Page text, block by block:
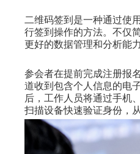
二维码签到是一种通过使
行签到操作的方法。不仅
更好的数据管理和分析能力
参会者在提前完成注册报
道收到包含个人信息的电
后，工作人员将通过手机
扫描设备快速验证身份，